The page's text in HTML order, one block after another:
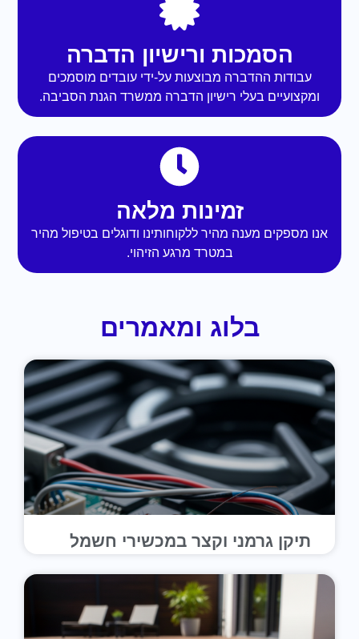
הסמכות ורישיון הדברה
עבודות ההדברה מבוצעות על-ידי עובדים מוסמכים
ומקצועיים בעלי רישיון הדברה ממשרד הגנת הסביבה.
זמינות מלאה
אנו מספקים מענה מהיר ללקוחותינו ודוגלים בטיפול מהיר
במטרד מרגע הזיהוי.
בלוג ומאמרים
תיקן גרמני וקצר במכשירי חשמל